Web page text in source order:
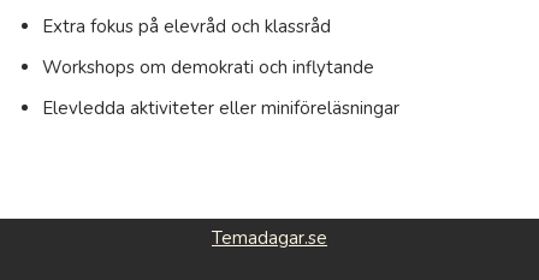
Extra fokus på elevråd och klassråd
Workshops om demokrati och inflytande
Elevledda aktiviteter eller miniföreläsningar
Temadagar.se